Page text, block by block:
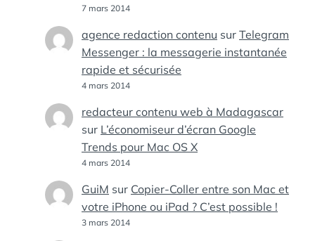
7 mars 2014
agence redaction contenu sur Telegram
Messenger : la messagerie instantanée
rapide et sécurisée
4 mars 2014
redacteur contenu web à Madagascar
sur L’économiseur d’écran Google
Trends pour Mac OS X
4 mars 2014
GuiM sur Copier-Coller entre son Mac et
votre iPhone ou iPad ? C’est possible !
3 mars 2014